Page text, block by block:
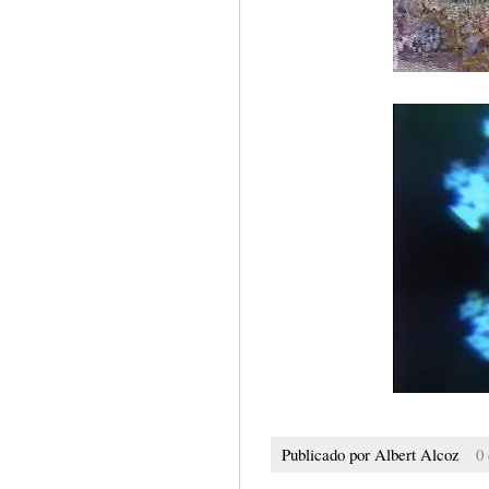
Publicado por Albert Alcoz 0